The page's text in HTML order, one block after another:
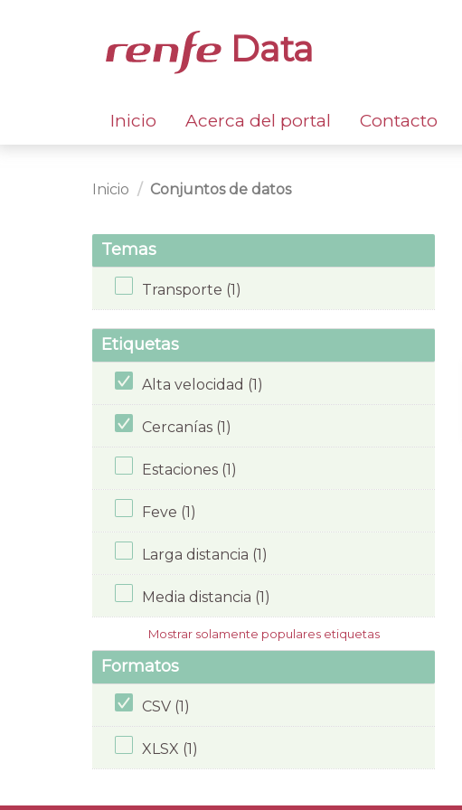
Data
Inicio Acerca del portal Contacto
Inicio Conjuntos de datos
Temas
Transporte (1)
Etiquetas
Alta velocidad (1)
Cercanías (1)
Estaciones (1)
Feve (1)
Larga distancia (1)
Media distancia (1)
Mostrar solamente populares etiquetas
Formatos
CSV (1)
XLSX (1)